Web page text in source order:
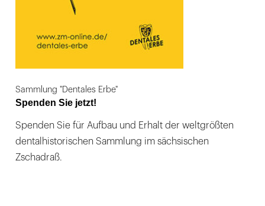
Sammlung "Dentales Erbe"
Spenden Sie jetzt!
Spenden Sie für Aufbau und Erhalt der weltgrößten
dentalhistorischen Sammlung im sächsischen
Zschadraß.